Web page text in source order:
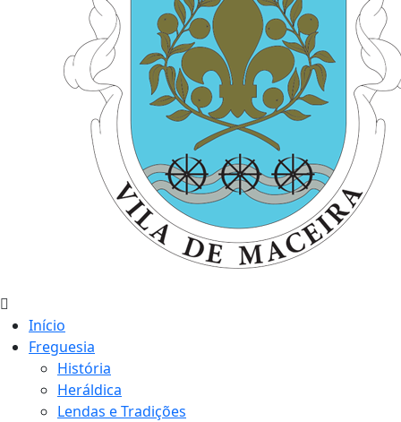
Início
Freguesia
História
Heráldica
Lendas e Tradições